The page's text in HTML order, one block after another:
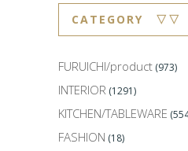
CATEGORY ▽▽
FURUICHI/product (973)
INTERIOR (1291)
KITCHEN/TABLEWARE
FASHION (18)